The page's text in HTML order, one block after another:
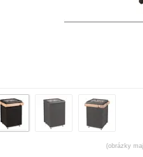
(obrázky